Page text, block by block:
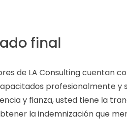
final
de LA Consulting cuentan
profesionalmente y
y fianza, usted tiene la
la indemnización que